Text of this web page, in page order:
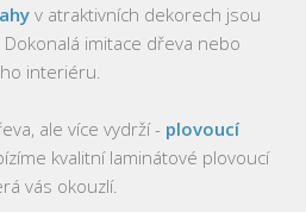
v atraktivních dekorech jsou
imitace dřeva nebo
interiéru.
ale více vydrží - plovoucí
kvalitní laminátové plovoucí
vás okouzlí.